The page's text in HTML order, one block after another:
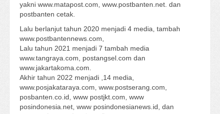
yakni www.matapost.com, www.postbanten.net. dan
postbanten cetak.
Lalu berlanjut tahun 2020 menjadi 4 media, tambah
www.postbantennews.com,
Lalu tahun 2021 menjadi 7 tambah media
www.tangraya.com, postangsel.com dan
www.jakartakoma.com.
Akhir tahun 2022 menjadi ,14 media,
www.posjakataraya.com, www.postserang.com,
posbanten.co.id, www postjkt.com, www
posindonesia.net, www posindonesianews.id, dan